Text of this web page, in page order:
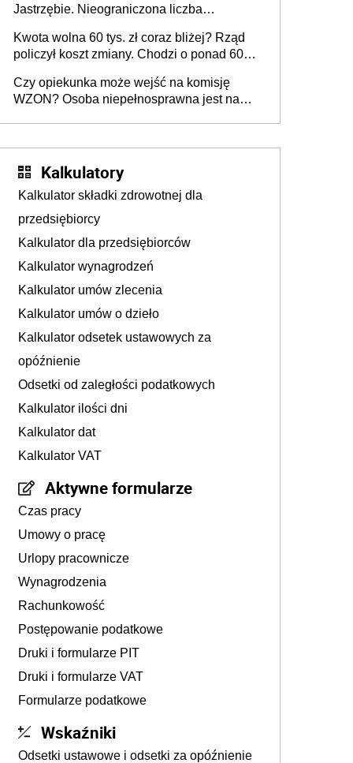
Jastrzębie. Nieograniczona liczba
Kwota wolna 60 tys. zł coraz bliżej? Rząd
policzył koszt zmiany. Chodzi o ponad 60
Czy opiekunka może wejść na komisję
WZON? Osoba niepełnosprawna jest na
Kalkulatory
Kalkulator składki zdrowotnej dla
przedsiębiorcy
Kalkulator dla przedsiębiorców
Kalkulator wynagrodzeń
Kalkulator umów zlecenia
Kalkulator umów o dzieło
Kalkulator odsetek ustawowych za
opóźnienie
Odsetki od zaległości podatkowych
Kalkulator ilości dni
Kalkulator dat
Kalkulator VAT
Aktywne formularze
Czas pracy
Umowy o pracę
Urlopy pracownicze
Wynagrodzenia
Rachunkowość
Postępowanie podatkowe
Druki i formularze PIT
Druki i formularze VAT
Formularze podatkowe
Wskaźniki
Odsetki ustawowe i odsetki za opóźnienie